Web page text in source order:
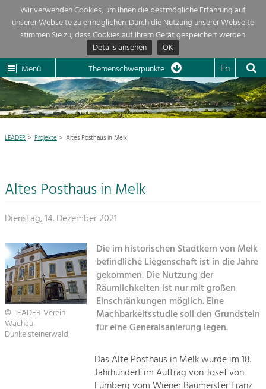
Wir verwenden Cookies, um Ihnen die bestmögliche Erfahrung auf
unserer Webseite zu ermöglichen. Durch die Nutzung unserer Webseite
stimmen Sie zu, dass Cookies auf Ihrem Gerät gespeichert werden.
Details ansehen
OK
Dunkelsteinerwald Klima
Menü Themenschwerpunkte En
Aktuelles 
Region 
Projekte
Mein Projekt
Impressum
Sitemap
Kontakt
Themenübersicht
Die Regionalentwicklung in unserer Region ist sehr vielfältig. Deshalb
geben wir hier eine Übersicht über unsere Themenschwerpunkte. Für
mehr Informationen einfach das Thema anklicken und schon werden alle
Projekte in diesem Kontext angezeigt.
Natur- &
Baukultur
Land- & Forstwirtschaft
Bewirtschaftung und Pflege der
Kulturlandschaft.
Tourismus
Angebotsentwicklung und
Positionierung.
Handwerk, Wissenschaft und Forschung.
LEADER Projekte Altes Posthaus in Melk
Altes Posthaus in Melk
Dienstag, 14. Dezember 2021
© LEADER-Verein
Wachau-
Dunkelsteinerwald
Die im historischen Stadtkern von Melk
befindliche Liegenschaft ist in die Jahre
gekommen. Die Nutzung der
Räumlichkeiten ist nur mit großen
Einschränkungen möglich. Eine
Machbarkeitsstudie soll den Grundstein
für eine Generalsanierung legen.
Das Alte Posthaus in Melk wurde im 18.
Jahrhundert im Auftrag von Josef von
Fürnberg vom Wiener Baumeister Franz